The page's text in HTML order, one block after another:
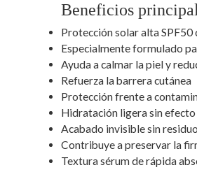
Beneficios
Protección solar alta SPF50
Especialmente formulado
Ayuda a calmar la piel y
Refuerza la barrera cutánea
Protección frente a
Hidratación ligera sin
Acabado invisible sin
Contribuye a preservar la
Textura sérum de rápida